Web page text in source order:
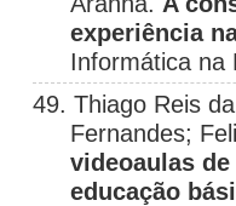
experiência
Informática na
49. Thiago Reis
Fernandes;
videoaulas
educação